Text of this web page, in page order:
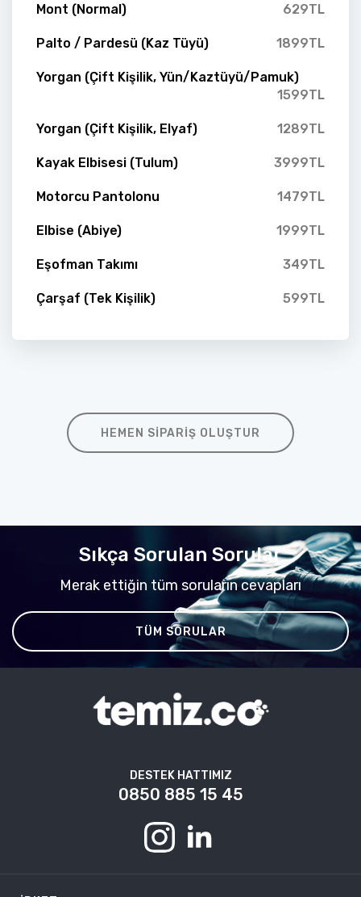
Mont (Normal) 629TL
Palto / Pardesü (Kaz Tüyü) 1899TL
Yorgan (Çift Kişilik, Yün/Kaztüyü/Pamuk)
1599TL
Yorgan (Çift Kişilik, Elyaf) 1289TL
Kayak Elbisesi (Tulum) 3999TL
Motorcu Pantolonu 1479TL
Elbise (Abiye) 1999TL
Eşofman Takımı 349TL
Çarşaf (Tek Kişilik) 599TL
HEMEN SIPARIŞ OLUŞTUR
Sıkça Sorulan Sorular
Merak ettiğin tüm soruların cevapları
TÜM SORULAR
DESTEK HATTIMIZ
0850 885 15 45